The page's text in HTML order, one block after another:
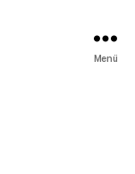
Menü